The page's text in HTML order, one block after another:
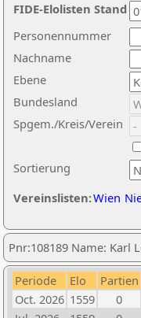
Nachname
Ebene
Sortierung
Personennummer
Bundesland
Spgem./Kreis/Verein
Vereinslisten:Wien
FIDE-Elolisten Stand
Pnr:108189 Name: Karl
Periode Elo Partien
Oct. 2026 1559 0